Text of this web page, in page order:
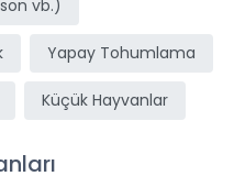
vb.)
Yapay Tohumlama
Küçük Hayvanlar